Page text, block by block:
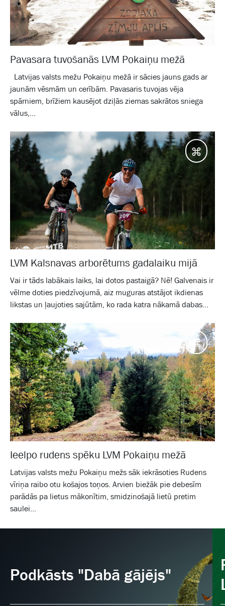
Pavasara tuvošanās LVM Pokaiņu mežā
Latvijas valsts mežu Pokaiņu mežā ir sācies jauns gads ar
jaunām vēsmām un cerībām. Pavasaris tuvojas vēja
spārniem, brīžiem kausējot dziļās ziemas sakrātos sniega
vālus,...
LVM Kalsnavas arborētums gadalaiku mijā
Vai ir tāds labākais laiks, lai dotos pastaigā? Nē! Galvenais ir
vēlme doties piedzīvojumā, aiz muguras atstājot ikdienas
likstas un ļaujoties sajūtām, ko rada katra nākamā dabas...
Ieelpo rudens spēku LVM Pokaiņu mežā
Latvijas valsts mežu Pokaiņu mežs sāk iekrāsoties Rudens
vīriņa raibo otu košajos toņos. Arvien biežāk pie debesīm
parādās pa lietus mākonītim, smidzinošajā lietū pretim
saulei...
Podkāsts "Dabā gājējs"